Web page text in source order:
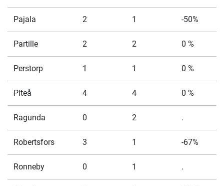
Pajala 2 1 -50%
Partille 2 2 0 %
Perstorp 1 1 0 %
Piteå 4 4 0 %
Ragunda 0 2 .
Robertsfors 3 1 -67%
Ronneby 0 1 .